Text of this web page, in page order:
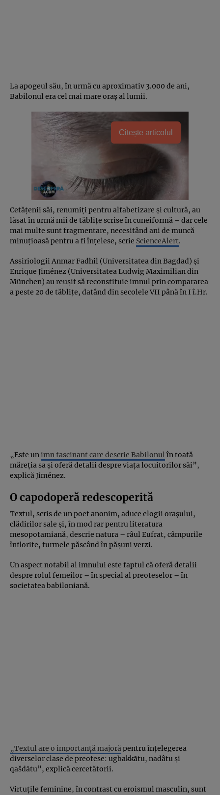
La apogeul său, în urmă cu aproximativ 3.000 de ani,
Babilonul era cel mai mare oraș al lumii.
Citește articolul
Cetățenii săi, renumiți pentru alfabetizare și cultură, au
lăsat în urmă mii de tăblițe scrise în cuneiformă – dar cele
mai multe sunt fragmentare, necesitând ani de muncă
minuțioasă pentru a fi înțelese, scrie ScienceAlert.
Assiriologii Anmar Fadhil (Universitatea din Bagdad) și
Enrique Jiménez (Universitatea Ludwig Maximilian din
München) au reușit să reconstituie imnul prin compararea
a peste 20 de tăblițe, datând din secolele VII până în I î.Hr.
„Este unimn fascinant care descrie Babilonul în toată
măreția sa și oferă detalii despre viața locuitorilor săi”,
explică Jiménez.
O capodoperă redescoperită
Textul, scris de un poet anonim, aduce elogii orașului,
clădirilor sale și, în mod rar pentru literatura
mesopotamiană, descrie natura – râul Eufrat, câmpurile
înflorite, turmele păscând în pășuni verzi.
Un aspect notabil al imnului este faptul că oferă detalii
despre rolul femeilor – în special al preoteselor – în
societatea babiloniană.
„Textul are o importanță majorăpentru înțelegerea
diverselor clase de preotese: ugbakkātu, nadâtu și
qašdātu”, explică cercetătorii.
Virtuțile feminine, în contrast cu eroismul masculin, sunt